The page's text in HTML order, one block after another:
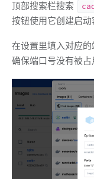
顶部搜索栏搜索
按钮使用它创建启动
在设置里填入对应的
确保端口号没有被占